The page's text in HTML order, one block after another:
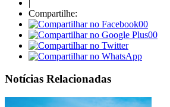
|
Compartilhe:
00
00
Notícias Relacionadas